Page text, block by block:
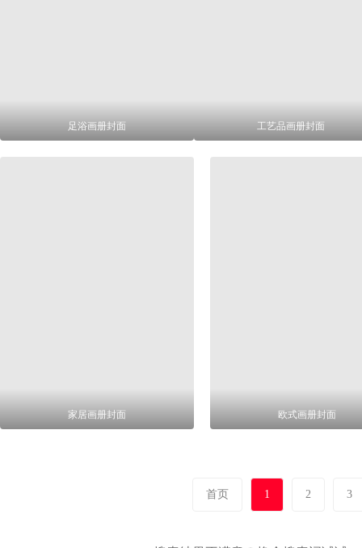
足浴画册封面 工艺品画册封面
家居画册封面 欧式画册封面
首页 1 2 3